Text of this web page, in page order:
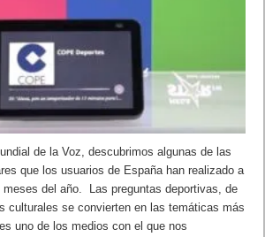
de la Voz, descubrimos algunas de las
que los usuarios de España han realizado a
del año. Las preguntas deportivas, de
culturales se convierten en las temáticas más
uno de los medios con el que nos